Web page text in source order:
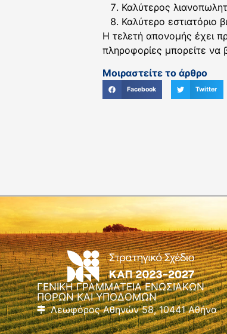
Καλύτερος
Καλύτερο εστιατόριο
Η τελετή απονομής έχει
πληροφορίες μπορείτε να
Μοιραστείτε το άρθρο
Facebook Twitter
ΓΕΝΙΚΗ ΓΡΑΜΜΑΤΕΙΑ ΕΝΩΣΙΑΚΩΝ
ΠΟΡΩΝ ΚΑΙ ΥΠΟΔΟΜΩΝ
Λεωφόρος Αθηνών 58, 10441 Αθήνα